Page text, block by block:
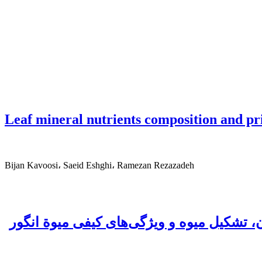
Leaf mineral nutrients composition and
Bijan Kavoosi، Saeid Eshghi، Ramezan Rezazadeh
تشکیل میوه و ویژگی‌های کیفی میوة انگور